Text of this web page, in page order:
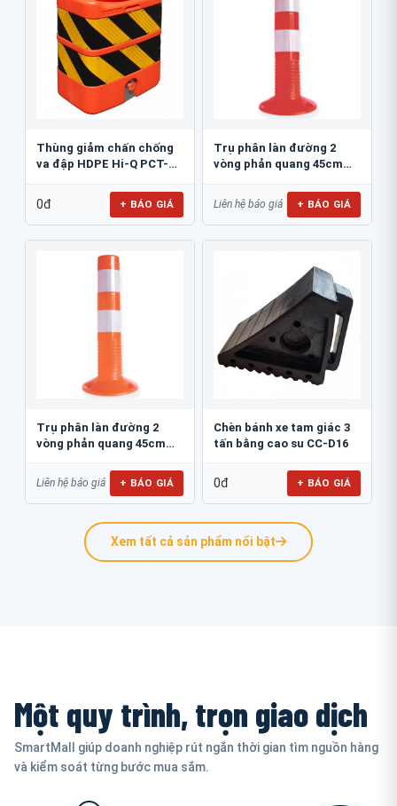
Thùng giảm chấn chống
va đập HDPE Hi-Q PCT-
0đ + BÁO GIÁ
Trụ phân làn đường 2
vòng phản quang 45cm
Liên hệ báo giá + BÁO GIÁ
Trụ phân làn đường 2
vòng phản quang 45cm
Liên hệ báo giá + BÁO GIÁ
Chèn bánh xe tam giác 3
tấn bằng cao su CC-D16
0đ + BÁO GIÁ
Xem tất cả sản phẩm nổi bật
Một quy trình, trọn giao dịch
SmartMall giúp doanh nghiệp rút ngắn thời gian tìm nguồn hàng
và kiểm soát từng bước mua sắm.